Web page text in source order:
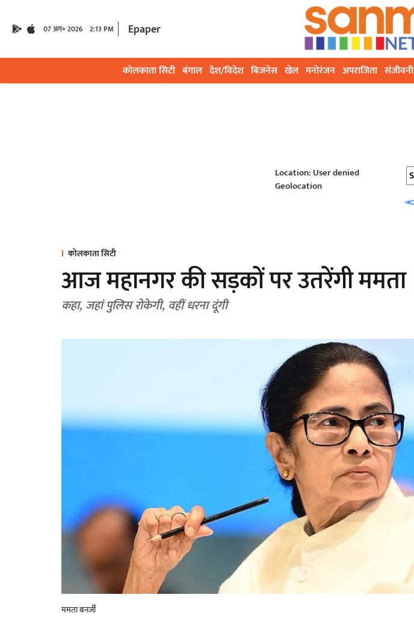
07 अग॰ 2026 2:13 PM Epaper
कोलकाता सिटी बंगाल देश/विदेश बिजनेस खेल मनोरंजन अपराजिता संजीवनी
Location: User denied
Geolocation
कोलकाता सिटी
आज महानगर की सड़कों पर उतरेंगी ममता
कहा, जहां पुलिस रोकेगी, वहीं धरना दूंगी
ममता बनर्जी